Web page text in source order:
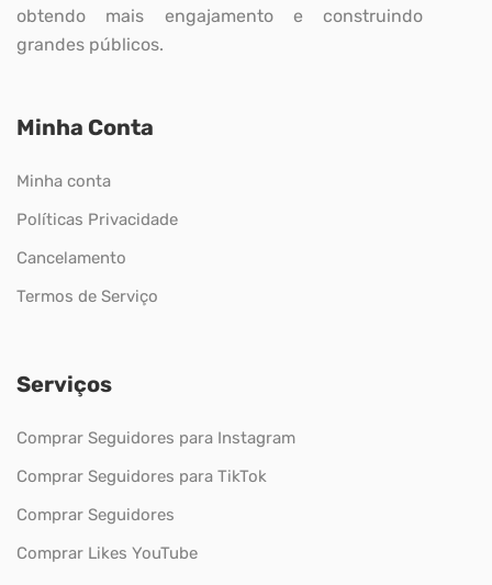
obtendo mais engajamento e construindo
grandes públicos.
Minha Conta
Minha conta
Políticas Privacidade
Cancelamento
Termos de Serviço
Serviços
Comprar Seguidores para Instagram
Comprar Seguidores para TikTok
Comprar Seguidores
Comprar Likes YouTube